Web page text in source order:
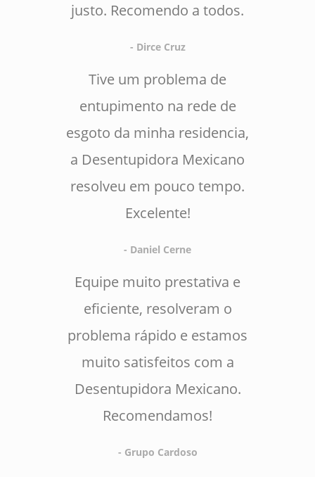
justo. Recomendo a todos.
- Dirce Cruz
Tive um problema de
entupimento na rede de
esgoto da minha residencia,
a Desentupidora Mexicano
resolveu em pouco tempo.
Excelente!
- Daniel Cerne
Equipe muito prestativa e
eficiente, resolveram o
problema rápido e estamos
muito satisfeitos com a
Desentupidora Mexicano.
Recomendamos!
- Grupo Cardoso